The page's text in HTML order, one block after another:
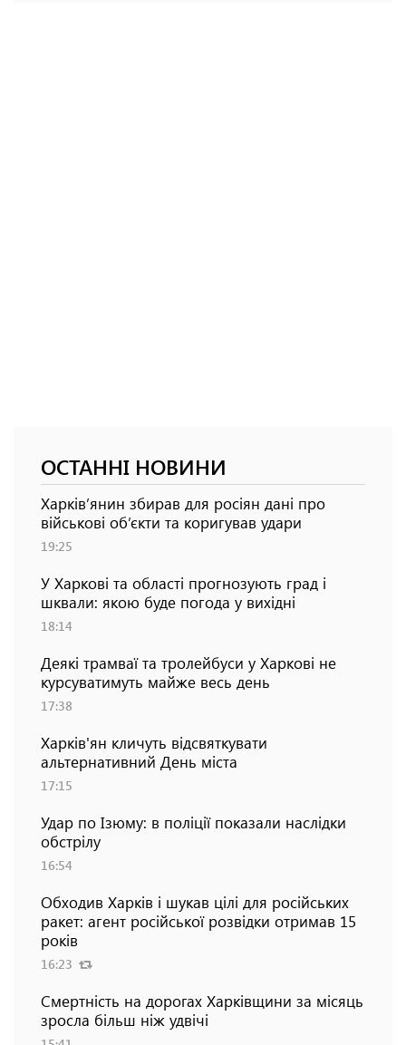
ОСТАННІ НОВИНИ
Харків’янин збирав для росіян дані про
військові об’єкти та коригував удари
19:25
У Харкові та області прогнозують град і
шквали: якою буде погода у вихідні
18:14
Деякі трамваї та тролейбуси у Харкові не
курсуватимуть майже весь день
17:38
Харків'ян кличуть відсвяткувати
альтернативний День міста
17:15
Удар по Ізюму: в поліції показали наслідки
обстрілу
16:54
Обходив Харків і шукав цілі для російських
ракет: агент російської розвідки отримав 15
років
16:23
Смертність на дорогах Харківщини за місяць
зросла більш ніж удвічі